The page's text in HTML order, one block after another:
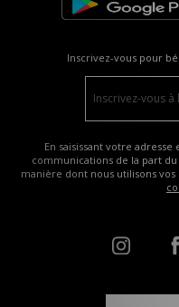
Inscrivez-vous pour
En saisissant votre
communications de la part
manière dont nous utilisons